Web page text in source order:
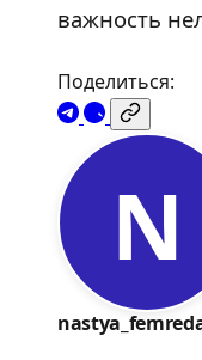
важность
Поделиться:
N